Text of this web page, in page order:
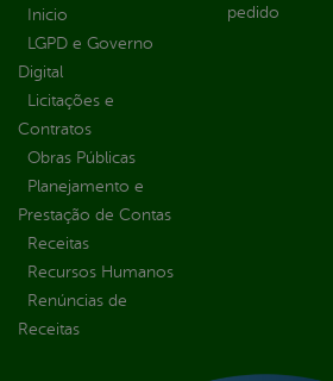
Inicio
LGPD e Governo
Digital
Licitações e
Contratos
Obras Públicas
Planejamento e
Prestação de Contas
Receitas
Recursos Humanos
Renúncias de
Receitas
pedido